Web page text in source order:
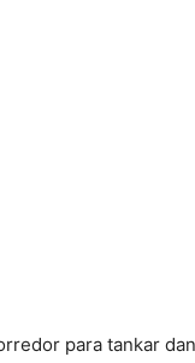
para tankar